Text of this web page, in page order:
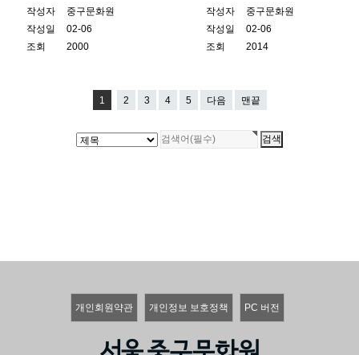
작성자
중구문화원
작성일
02-06
조회
2000
작성자
중구문화원
작성일
02-06
조회
2014
1 2 3 4 5 다음 맨끝
개인회원약관 개인정보 보호정책 PC 버전